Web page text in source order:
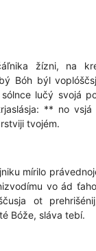
žízni, na
Bóh býl
lučý svojá
** no vsjá
tvojém.
mírilo
vo ád
ot
Bóže, sláva tebí.